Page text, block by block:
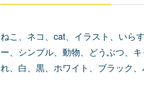
ねこ、ネコ、cat、イラスト、いら
ー、シンプル、動物、どうぶつ、
れ、白、黒、ホワイト、ブラック